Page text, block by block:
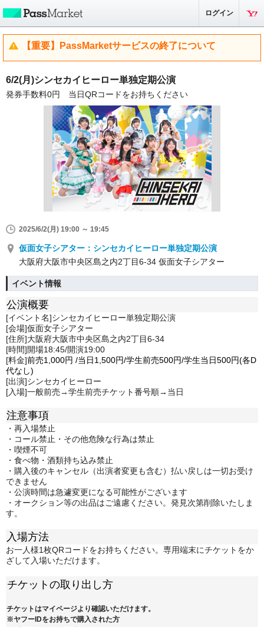
ログイン
【重要】PassMarketサービスの終了について
6/2(月)シンセカイヒーロー単独定期公演
発券手数料0円 当日QRコードをお持ちください
2025/6/2(月) 19:00 ～ 19:45
仮面女子シアター：シンセカイヒーロー単独定期公演
大阪府大阪市中央区島之内2丁目6-34 仮面女子シアター
イベント情報
公演概要
[イベント名]シンセカイヒーロー単独定期公演
[会場]仮面女子シアター
[住所]大阪府大阪市中央区島之内2丁目6-34
[時間]開場18:45/開演19:00
[料金]前売1,000円 /当日1,500円/学生前売500円/学生当日500円(各D
代なし)
[出演]シンセカイヒーロー
[入場]一般前売→学生前売チケット番号順→当日
注意事項
・再入場禁止
・コール禁止・その他危険な行為は禁止
・喫煙不可
・食べ物・酒類持ち込み禁止
・購入後のキャンセル（出演者変更も含む）払い戻しは一切お受け
できません
・公演時間は急遽変更になる可能性がございます
・オークション等の出品はご遠慮ください。発見次第削除いたしま
す。
入場方法
お一人様1枚QRコードをお持ちください。専用端末にチケットをか
ざして入場いただけます。
チケットの取り出し方
チケットはマイページより確認いただけます。
※ヤフーIDをお持ちで購入された方